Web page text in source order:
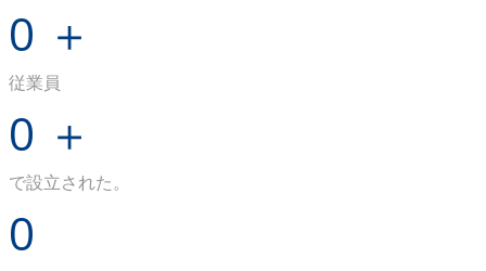
0 ＋
従業員
0 ＋
で設立された。
0